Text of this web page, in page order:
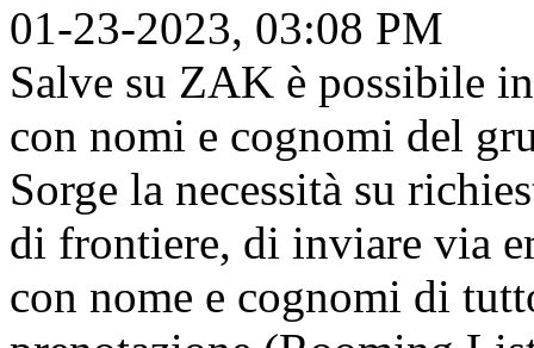
01-23-2023, 03:08 PM
Salve su ZAK è possibile
con nomi e cognomi del
Sorge la necessità su
di frontiere, di inviare via
con nome e cognomi di